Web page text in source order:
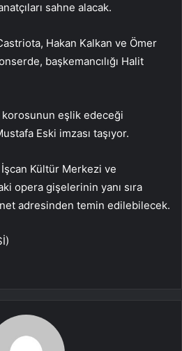
sahne alacak.
Hakan Kalkan ve Ömer
başkemancılığı Halit
korosunun eşlik edeceği
Eski imzası taşıyor.
Kültür Merkezi ve
opera gişelerinin yanı sıra
adresinden temin edilebilecek.